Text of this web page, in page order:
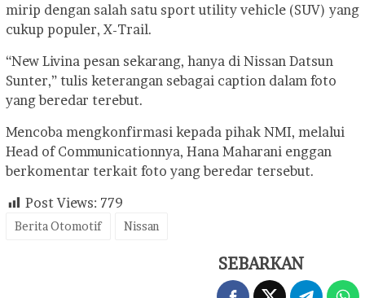
mirip dengan salah satu sport utility vehicle (SUV) yang
cukup populer, X-Trail.
“New Livina pesan sekarang, hanya di Nissan Datsun
Sunter,” tulis keterangan sebagai caption dalam foto
yang beredar terebut.
Mencoba mengkonfirmasi kepada pihak NMI, melalui
Head of Communicationnya, Hana Maharani enggan
berkomentar terkait foto yang beredar tersebut.
Post Views: 779
Berita Otomotif Nissan
SEBARKAN